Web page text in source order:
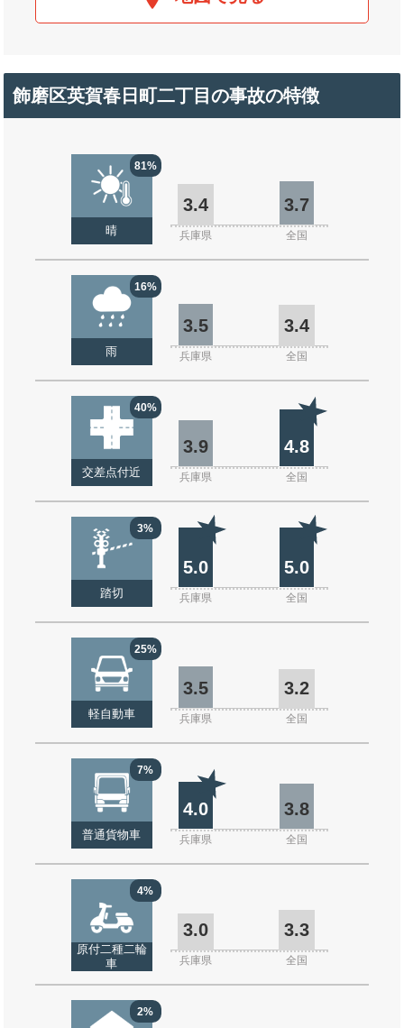
飾磨区英賀春日町二丁目の事故の特徴
81%
晴
3.4 3.7
兵庫県 全国
16%
雨
3.5 3.4
兵庫県 全国
40%
交差点付近
3.9 4.8
兵庫県 全国
3%
踏切
5.0 5.0
兵庫県 全国
25%
軽自動車
3.5 3.2
兵庫県 全国
7%
普通貨物車
4.0 3.8
兵庫県 全国
4%
原付二種二輪
車
3.0 3.3
兵庫県 全国
2%